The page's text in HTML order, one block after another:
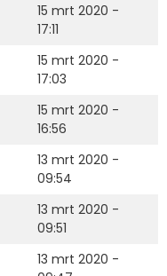
15 mrt 2020 -
17:11
15 mrt 2020 -
17:03
15 mrt 2020 -
16:56
13 mrt 2020 -
09:54
13 mrt 2020 -
09:51
13 mrt 2020 -